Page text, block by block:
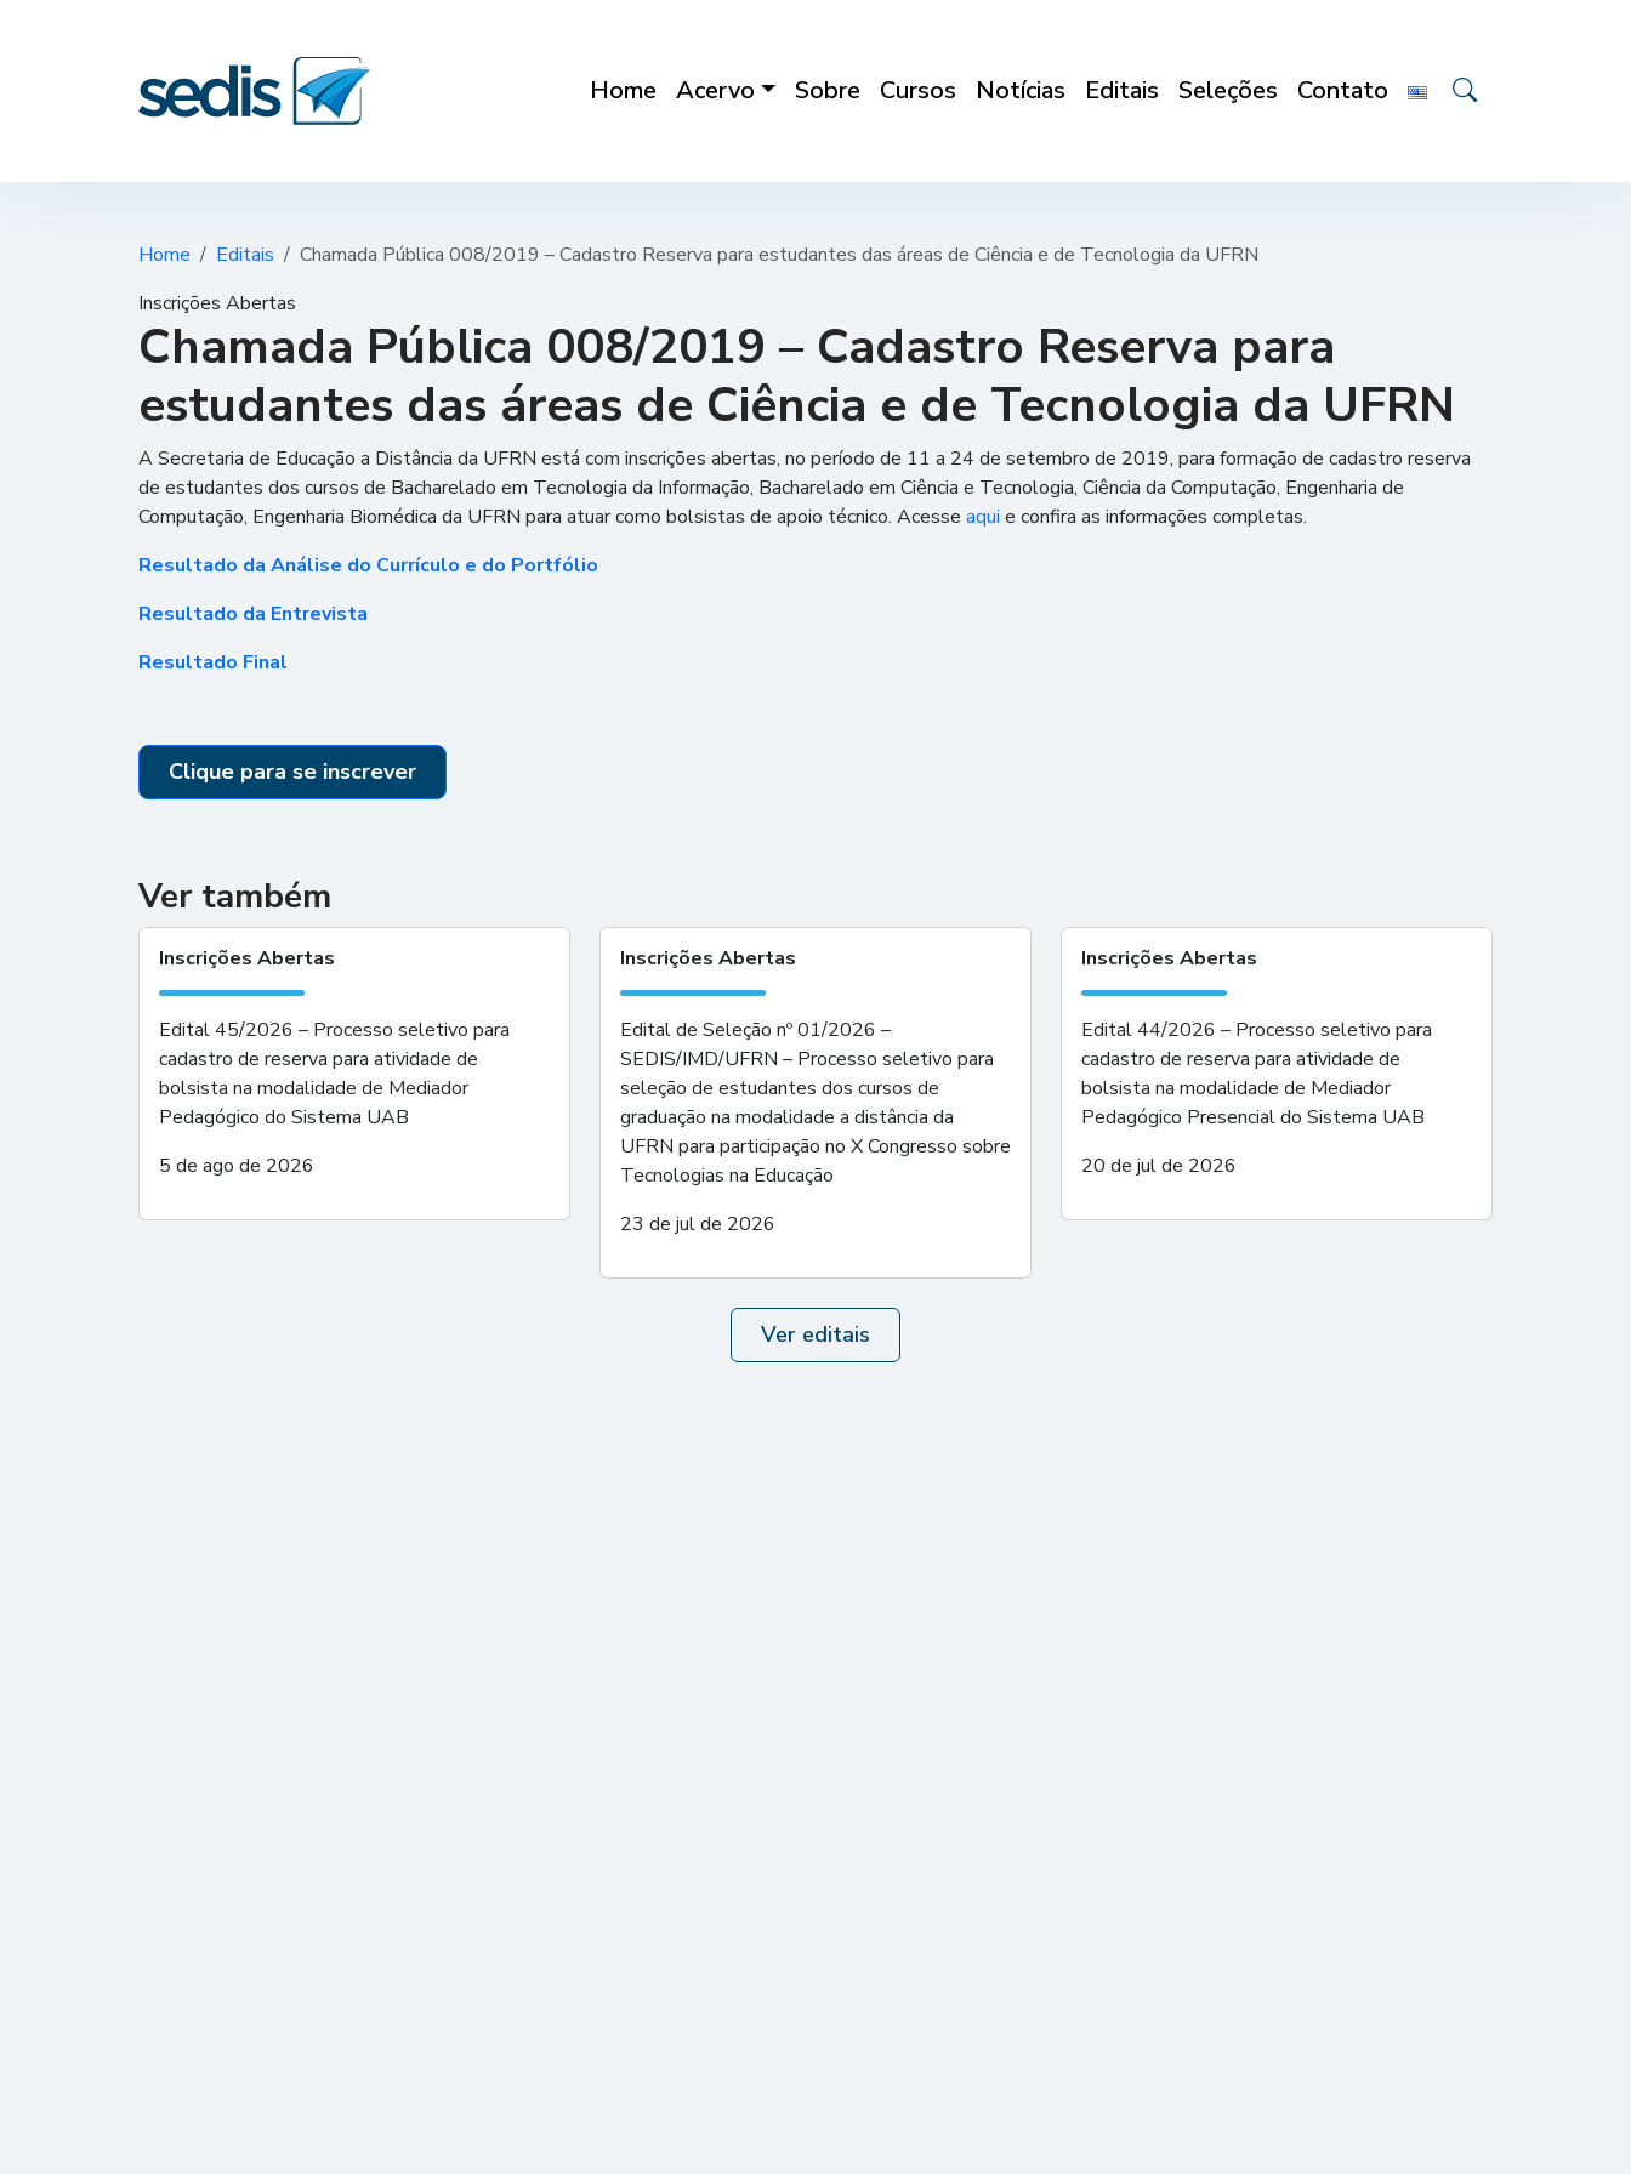
Home Acervo Sobre Cursos Notícias Editais Seleções Contato
Home Editais
Chamada Pública 008/2019 – Cadastro Reserva para estudantes das áreas de Ciência e de Tecnologia da UFRN
Inscrições Abertas
Chamada Pública 008/2019 – Cadastro Reserva para
estudantes das áreas de Ciência e de Tecnologia da UFRN
A Secretaria de Educação a Distância da UFRN está com inscrições abertas, no período de 11 a 24 de setembro de 2019, para formação de cadastro reserva
de estudantes dos cursos de Bacharelado em Tecnologia da Informação, Bacharelado em Ciência e Tecnologia, Ciência da Computação, Engenharia de
Computação, Engenharia Biomédica da UFRN para atuar como bolsistas de apoio técnico. Acesse aqui e confira as informações completas.
Resultado da Análise do Currículo e do Portfólio
Resultado da Entrevista
Resultado Final
Clique para se inscrever
Ver também
Inscrições Abertas
Edital 45/2026 – Processo seletivo para
cadastro de reserva para atividade de
bolsista na modalidade de Mediador
Pedagógico do Sistema UAB
5 de ago de 2026
Inscrições Abertas
Edital de Seleção nº 01/2026 –
SEDIS/IMD/UFRN – Processo seletivo para
seleção de estudantes dos cursos de
graduação na modalidade a distância da
UFRN para participação no X Congresso sobre
Tecnologias na Educação
23 de jul de 2026
Inscrições Abertas
Edital 44/2026 – Processo seletivo para
cadastro de reserva para atividade de
bolsista na modalidade de Mediador
Pedagógico Presencial do Sistema UAB
20 de jul de 2026
Ver editais